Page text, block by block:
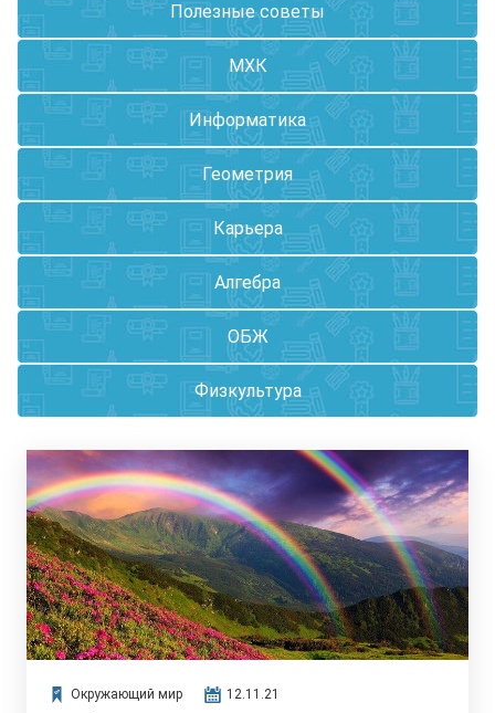
Полезные советы
МХК
Информатика
Геометрия
Карьера
Алгебра
ОБЖ
Физкультура
Окружающий мир 12.11.21